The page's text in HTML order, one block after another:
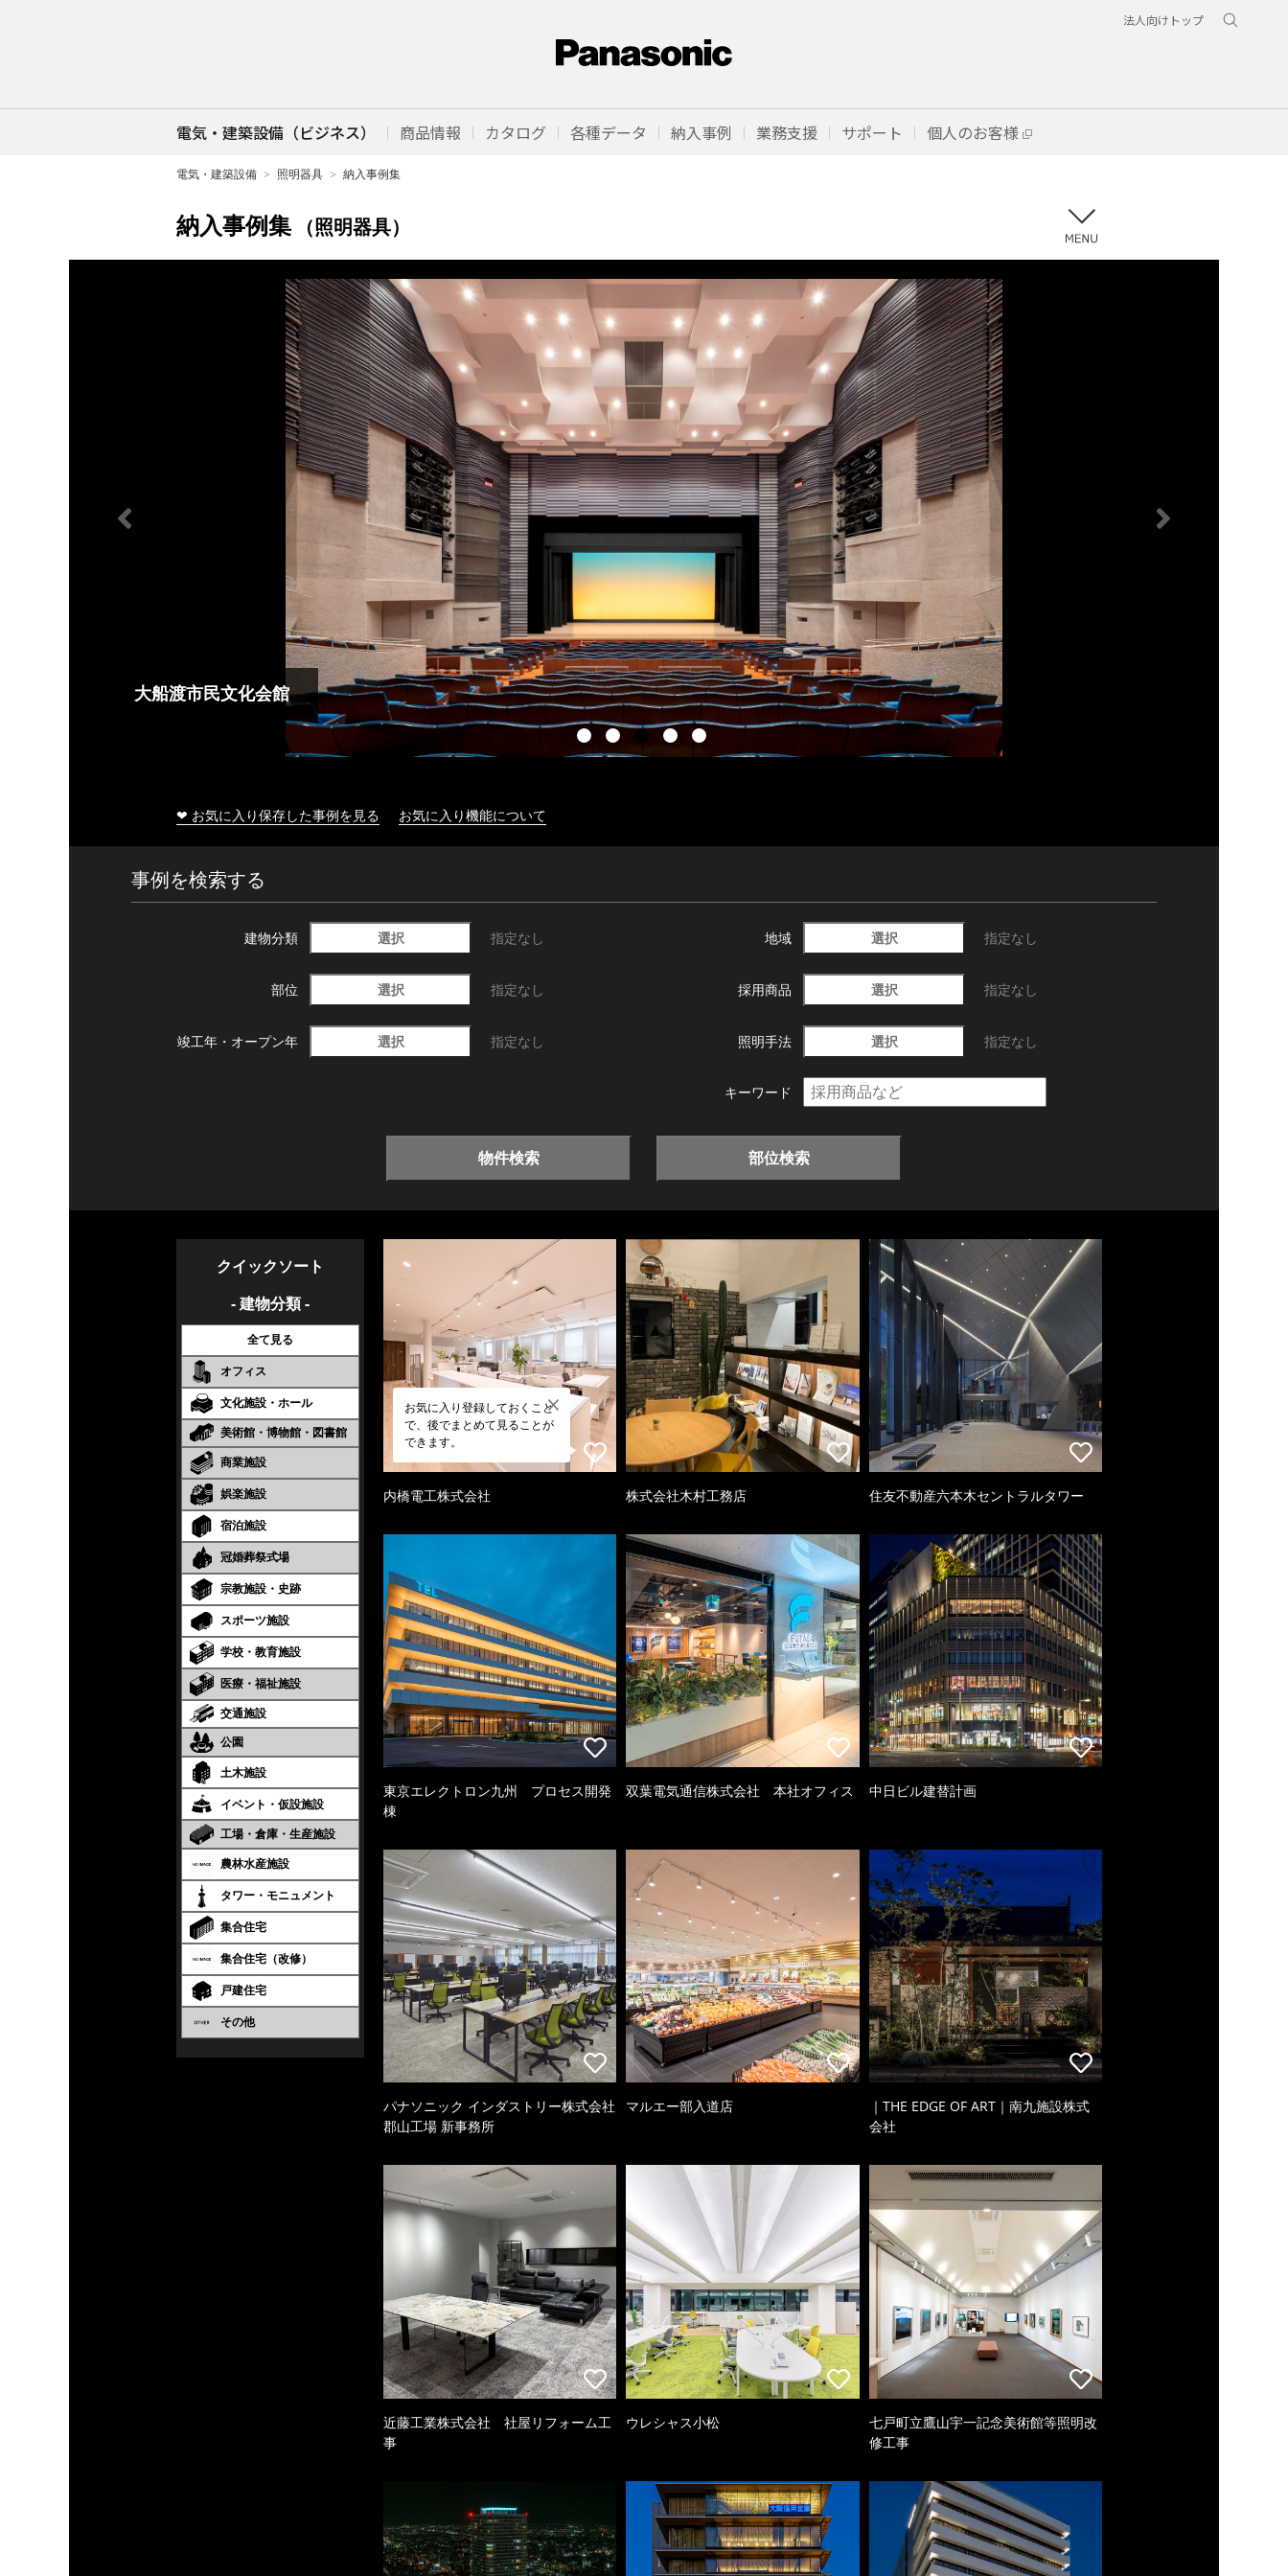
法人向けトップ
電気・建築設備（ビジネス） 商品情報 カタログ 各種データ 納入事例 業務支援 サポート 個人のお客様
電気・建築設備 照明器具 納入事例集
納入事例集 （照明器具）
大船渡市民文化会館
❤ お気に入り保存した事例を見る お気に入り機能について
事例を検索する
建物分類 選択 指定なし 地域 選択 指定なし
部位 選択 指定なし 採用商品 選択 指定なし
竣工年・ オープン年 選択 指定なし 照明手法 選択 指定なし
キーワード
物件検索 部位検索
クイックソート
- 建物分類 -
全て見る
オフィス
文化施設・ホール
美術館・博物館・図書館
商業施設
娯楽施設
宿泊施設
冠婚葬祭式場
宗教施設・史跡
スポーツ施設
学校・教育施設
医療・福祉施設
交通施設
公園
土木施設
イベント・仮設施設
工場・倉庫・生産施設
農林水産施設
タワー・モニュメント
集合住宅
集合住宅（改修）
戸建住宅
その他
お気に入り登録しておくこと
で、後でまとめて見ることが
できます。
内橋電工株式会社 株式会社木村工務店 住友不動産六本木セントラルタワー
東京エレクトロン九州 プロセス開発
棟
双葉電気通信株式会社 本社オフィス 中日ビル建替計画
パナソニック インダストリー株式会社
郡山工場 新事務所
マルエー部入道店
｜THE EDGE OF ART｜南九施設株式
会社
近藤工業株式会社 社屋リフォーム工
事
ウレシャス小松
七戸町立鷹山宇一記念美術館等照明改
修工事